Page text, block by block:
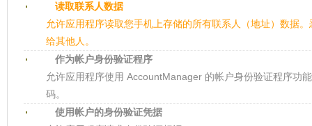
读取联系人数据
允许应用程序读取您手机上存储的所有联系人（地址）数据
给其他人。
作为帐户身份验证程序
允许应用程序使用 AccountManager 的帐户身份验证程序功
码。
使用帐户的身份验证凭据